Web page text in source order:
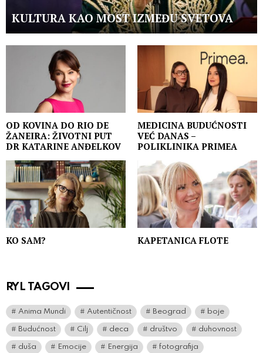
KULTURA KAO MOST IZMEĐU SVETOVA
OD KOVINA DO RIO DE
ŽANEIRA: ŽIVOTNI PUT
DR KATARINE ANĐELKOV
MEDICINA BUDUĆNOSTI
VEĆ DANAS –
POLIKLINIKA PRIMEA
KO SAM? KAPETANICA FLOTE
RYL TAGOVI
Anima Mundi Autentičnost Beograd boje
Budućnost Cilj deca društvo duhovnost
duša Emocije Energija fotografija